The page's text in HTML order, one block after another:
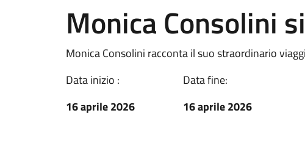
Monica Consolini
Monica Consolini racconta il suo straordinario
Data inizio :
16 aprile 2026
Data fine:
16 aprile 2026